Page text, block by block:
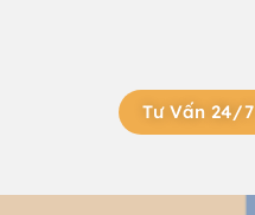
Tư Vấn 24/7